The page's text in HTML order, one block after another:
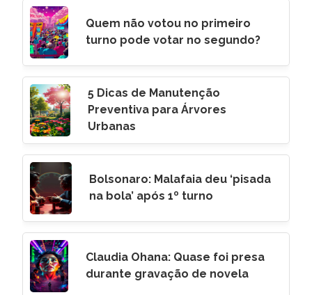
Quem não votou no primeiro
turno pode votar no segundo?
5 Dicas de Manutenção
Preventiva para Árvores
Urbanas
Bolsonaro: Malafaia deu ‘pisada
na bola’ após 1º turno
Claudia Ohana: Quase foi presa
durante gravação de novela